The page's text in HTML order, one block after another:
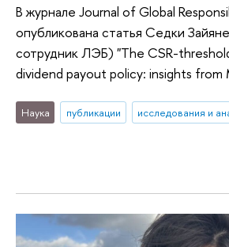
В журнале Journal of Global
опубликована статья Седки
сотрудник ЛЭБ) "The CSR-
dividend payout policy: insights from
Наука публикации исследования и